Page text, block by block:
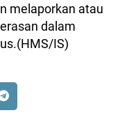
melaporkan atau
dalam
IS)